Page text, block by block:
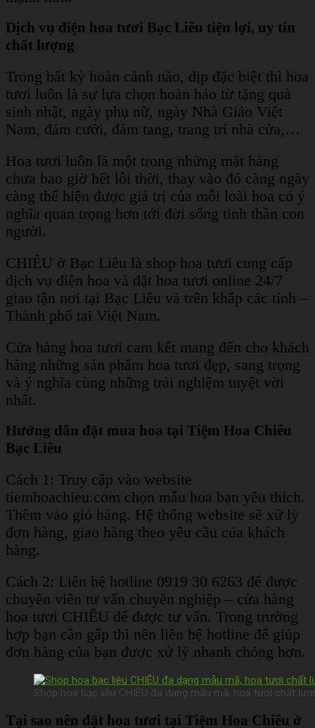
Dịch vụ điện hoa tươi Bạc Liêu tiện lợi, uy tín
chất lượng
Trong bất kỳ hoàn cảnh nào, dịp đặc biệt thì hoa
tươi luôn là sự lựa chọn hoàn hảo từ tặng quà
sinh nhật, ngày phụ nữ, ngày Nhà Giáo Việt
Nam, đám cưới, đám tang, trang trí nhà cửa,…
Hoa tươi luôn là một trong những mặt hàng
chưa bao giờ hết lỗi thời, thay vào đó càng ngày
càng thể hiện được giá trị của mỗi loài hoa có ý
nghĩa quan trọng hơn tới đời sống tinh thần con
người.
CHIÊU ở Bạc Liêu là shop hoa tươi cung cấp
dịch vụ điện hoa và đặt hoa tươi online 24/7
giao tận nơi tại Bạc Liêu và trên khắp các tỉnh –
Thành phố tại Việt Nam.
Cửa hàng hoa tươi cam kết mang đến cho khách
hàng những sản phẩm hoa tươi đẹp, sang trọng
và ý nghĩa cùng những trải nghiệm tuyệt vời
nhất.
Hướng dẫn đặt mua hoa tại Tiệm Hoa Chiêu
Bạc Liêu
Cách 1: Truy cập vào website
tiemhoachieu.com chọn mẫu hoa bạn yêu thích.
Thêm vào giỏ hàng. Hệ thống website sẽ xử lý
đơn hàng, giao hàng theo yêu cầu của khách
hàng.
Cách 2: Liên hệ hotline 0919 30 6263 để được
chuyên viên tư vấn chuyên nghiệp – cửa hàng
hoa tươi CHIÊU để được tư vấn. Trong trường
hợp bạn cần gấp thì nên liên hệ hotline để giúp
đơn hàng của bạn được xử lý nhanh chóng hơn.
Shop hoa bạc liêu CHIÊU đa dạng mẫu mã, hoa tươi chất
Tại sao nên đặt hoa tươi tại Tiệm Hoa Chiêu ở